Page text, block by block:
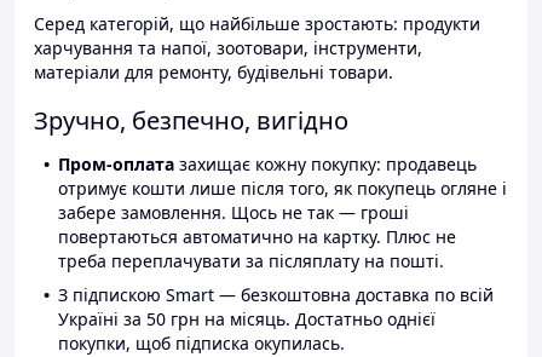
Серед категорій, що найбільше зростають: продукти
харчування та напої, зоотовари, інструменти,
матеріали для ремонту, будівельні товари.
Зручно, безпечно, вигідно
Пром-оплата захищає кожну покупку: продавець
отримує кошти лише після того, як покупець огляне і
забере замовлення. Щось не так — гроші
повертаються автоматично на картку. Плюс не
треба переплачувати за післяплату на пошті.
З підпискою Smart — безкоштовна доставка по всій
Україні за 50 грн на місяць. Достатньо однієї
покупки, щоб підписка окупилась.